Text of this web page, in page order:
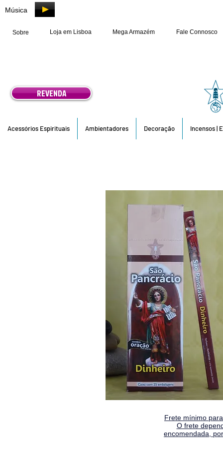
Música
Sobre Loja em Lisboa Mega Armazém Fale Connosco
REVENDA
Acessórios Espirituais Ambientadores Decoração Incensos |
Frete mínimo
O frete
encomendada,